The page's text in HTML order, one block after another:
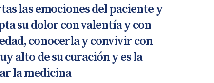
las emociones del paciente y
su dolor con valentía y con
conocerla y convivir con
alto de su curación y es la
la medicina